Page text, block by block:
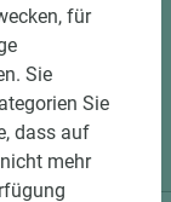
für
Sie
Sie
dass auf
mehr